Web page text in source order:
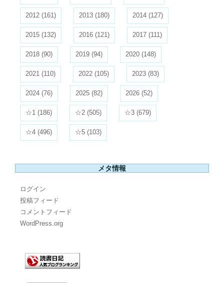
2012 (161) 2013 (180) 2014 (127)
2015 (132) 2016 (121) 2017 (111)
2018 (90) 2019 (94) 2020 (148)
2021 (110) 2022 (105) 2023 (83)
2024 (76) 2025 (82) 2026 (52)
☆1 (186) ☆2 (505) ☆3 (679)
☆4 (496) ☆5 (103)
メタ情報
ログイン
投稿フィード
コメントフィード
WordPress.org